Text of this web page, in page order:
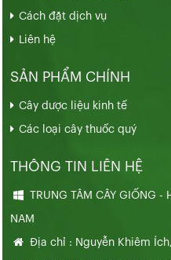
Cách đặt dịch vụ
Liên hệ
SẢN PHẨM CHÍNH
Cây dược liệu kinh tế
Các loại cây thuốc quý
THÔNG TIN LIÊN HỆ
TRUNG TÂM CÂY GIỐNG -
NAM
Địa chỉ : Nguyễn Khiêm